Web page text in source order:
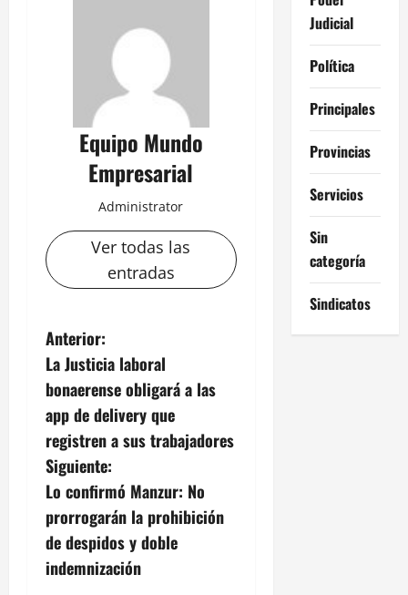
Equipo Mundo
Empresarial
Administrator
Ver todas las
entradas
N
a
v
e
g
a
c
Anterior:
La Justicia laboral
bonaerense obligará a las
app de delivery que
registren a sus trabajadores
Siguiente:
Lo confirmó Manzur: No
prorrogarán la prohibición
de despidos y doble
indemnización
Judicial
Política
Principales
Provincias
Servicios
Sin
categoría
Sindicatos